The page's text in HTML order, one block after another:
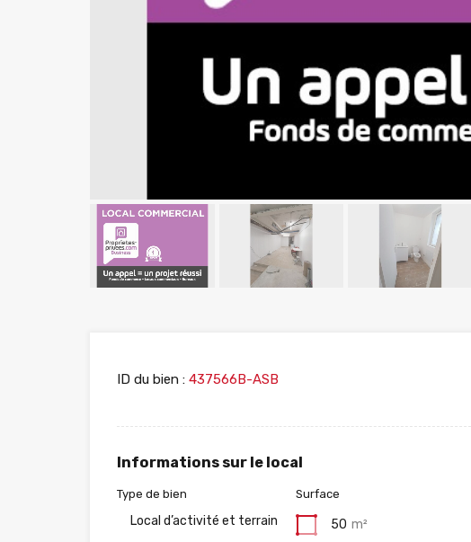
ID du bien : 437566B-ASB
Informations sur le local
Type de bien
Local d’activité et terrain
Surface
50 m²